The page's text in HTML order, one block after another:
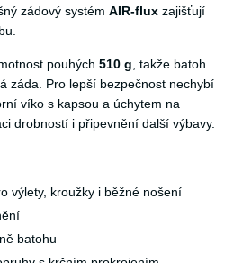
zádový systém AIR-flux zajišťují
pouhých 510 g, takže batoh
záda. Pro lepší bezpečnost nechybí
víko s kapsou a úchytem na
drobností i připevnění další výbavy.
výlety, kroužky i běžné nošení
batohu